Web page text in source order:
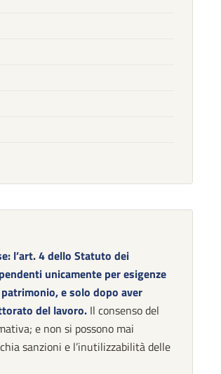
l’art. 4 dello Statuto dei
unicamente per esigenze
e solo dopo aver
del lavoro. Il consenso del
e non si possono mai
sanzioni e l’inutilizzabilità delle